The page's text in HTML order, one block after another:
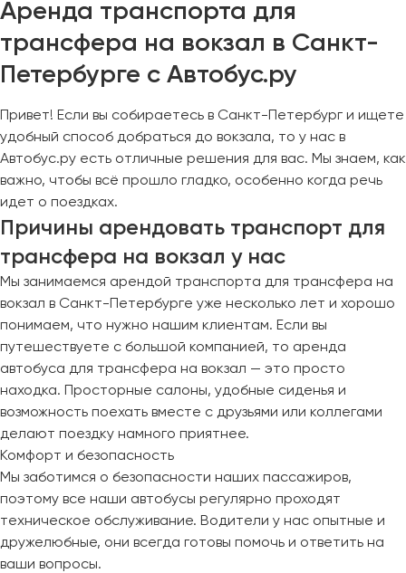
Аренда транспорта для
трансфера на вокзал в Санкт-
Петербурге с Автобус.ру
Привет! Если вы собираетесь в Санкт-Петербург и ищете
удобный способ добраться до вокзала, то у нас в
Автобус.ру есть отличные решения для вас. Мы знаем, как
важно, чтобы всё прошло гладко, особенно когда речь
идет о поездках.
Причины арендовать транспорт для
трансфера на вокзал у нас
Мы занимаемся арендой транспорта для трансфера на
вокзал в Санкт-Петербурге уже несколько лет и хорошо
понимаем, что нужно нашим клиентам. Если вы
путешествуете с большой компанией, то аренда
автобуса для трансфера на вокзал — это просто
находка. Просторные салоны, удобные сиденья и
возможность поехать вместе с друзьями или коллегами
делают поездку намного приятнее.
Комфорт и безопасность
Мы заботимся о безопасности наших пассажиров,
поэтому все наши автобусы регулярно проходят
техническое обслуживание. Водители у нас опытные и
дружелюбные, они всегда готовы помочь и ответить на
ваши вопросы.